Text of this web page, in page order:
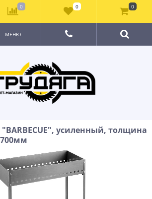
МЕНЮ
усиленный, толщина
0 0 0